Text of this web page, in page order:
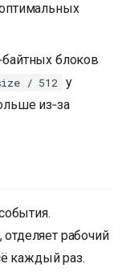
блоков
/ 512 у
из‑за
рабочий
каждый раз.